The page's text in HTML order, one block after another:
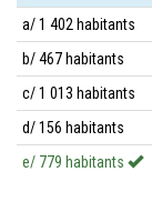
a/ 1 402 habitants
b/ 467 habitants
c/ 1 013 habitants
d/ 156 habitants
e/ 779 habitants